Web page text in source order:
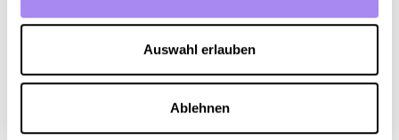
Auswahl erlauben
Ablehnen
Fortschrittliche intelligente Ladefunktionen